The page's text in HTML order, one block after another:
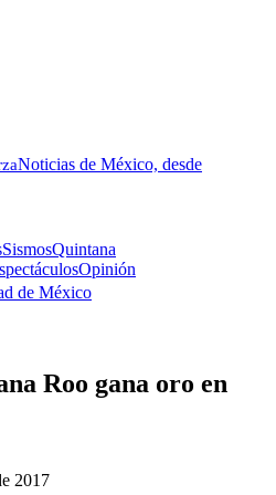
Noticias de México, desde
SismosQuintana
Opinión
de México
Roo gana oro en
2017